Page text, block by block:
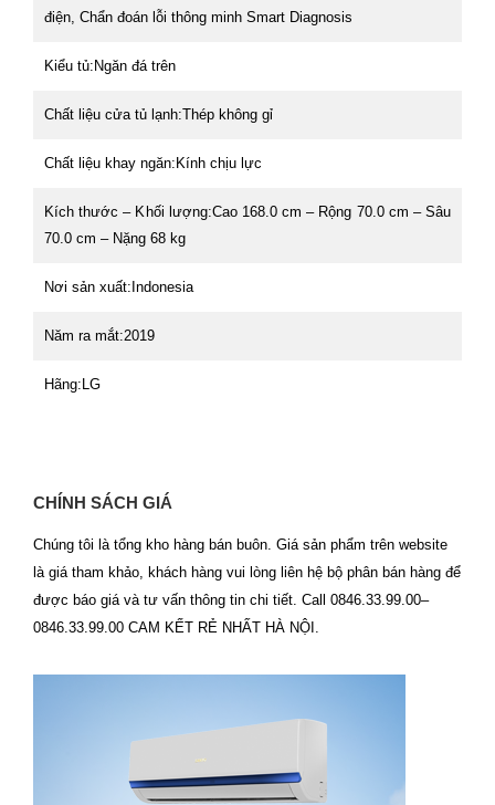
điện, Chẩn đoán lỗi thông minh Smart Diagnosis
Kiểu tủ: Ngăn đá trên
Chất liệu cửa tủ lạnh:Thép không gỉ
Chất liệu khay ngăn: Kính chịu lực
Kích thước – Khối lượng:Cao 168.0 cm – Rộng 70.0 cm – Sâu
70.0 cm – Nặng 68 kg
Nơi sản xuất: Indonesia
Năm ra mắt:2019
Hãng: LG
CHÍNH SÁCH GIÁ
Chúng tôi là tổng kho hàng bán buôn. Giá sản phẩm trên website
là giá tham khảo, khách hàng vui lòng liên hệ bộ phân bán hàng để
được báo giá và tư vấn thông tin chi tiết. Call 0846.33.99.00–
0846.33.99.00 CAM KẾT RẺ NHẤT HÀ NỘI.